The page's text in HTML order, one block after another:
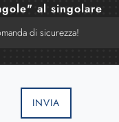
al singolare
INVIA